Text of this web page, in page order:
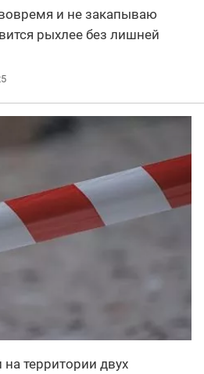
и не закапываю
рыхлее без лишней
территории двух